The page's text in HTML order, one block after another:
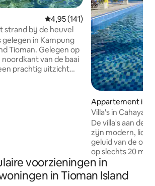
Gemiddelde beoordeling van
4,95 (141)
strand bij de heuvel
gelegen in Kampung
Tioman. Gelegen op
van de baai
prachtig uitzicht
Appartement in
Villa's in Cahaya
De villa's aan de
zijn modern, licht
geluid van de
op slechts 20
patio van je villa. Als onderdeel van het
Cahaya Asah
gebruikmaken
voorzieningen in
in Tioman Island